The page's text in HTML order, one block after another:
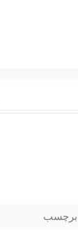
برچسب